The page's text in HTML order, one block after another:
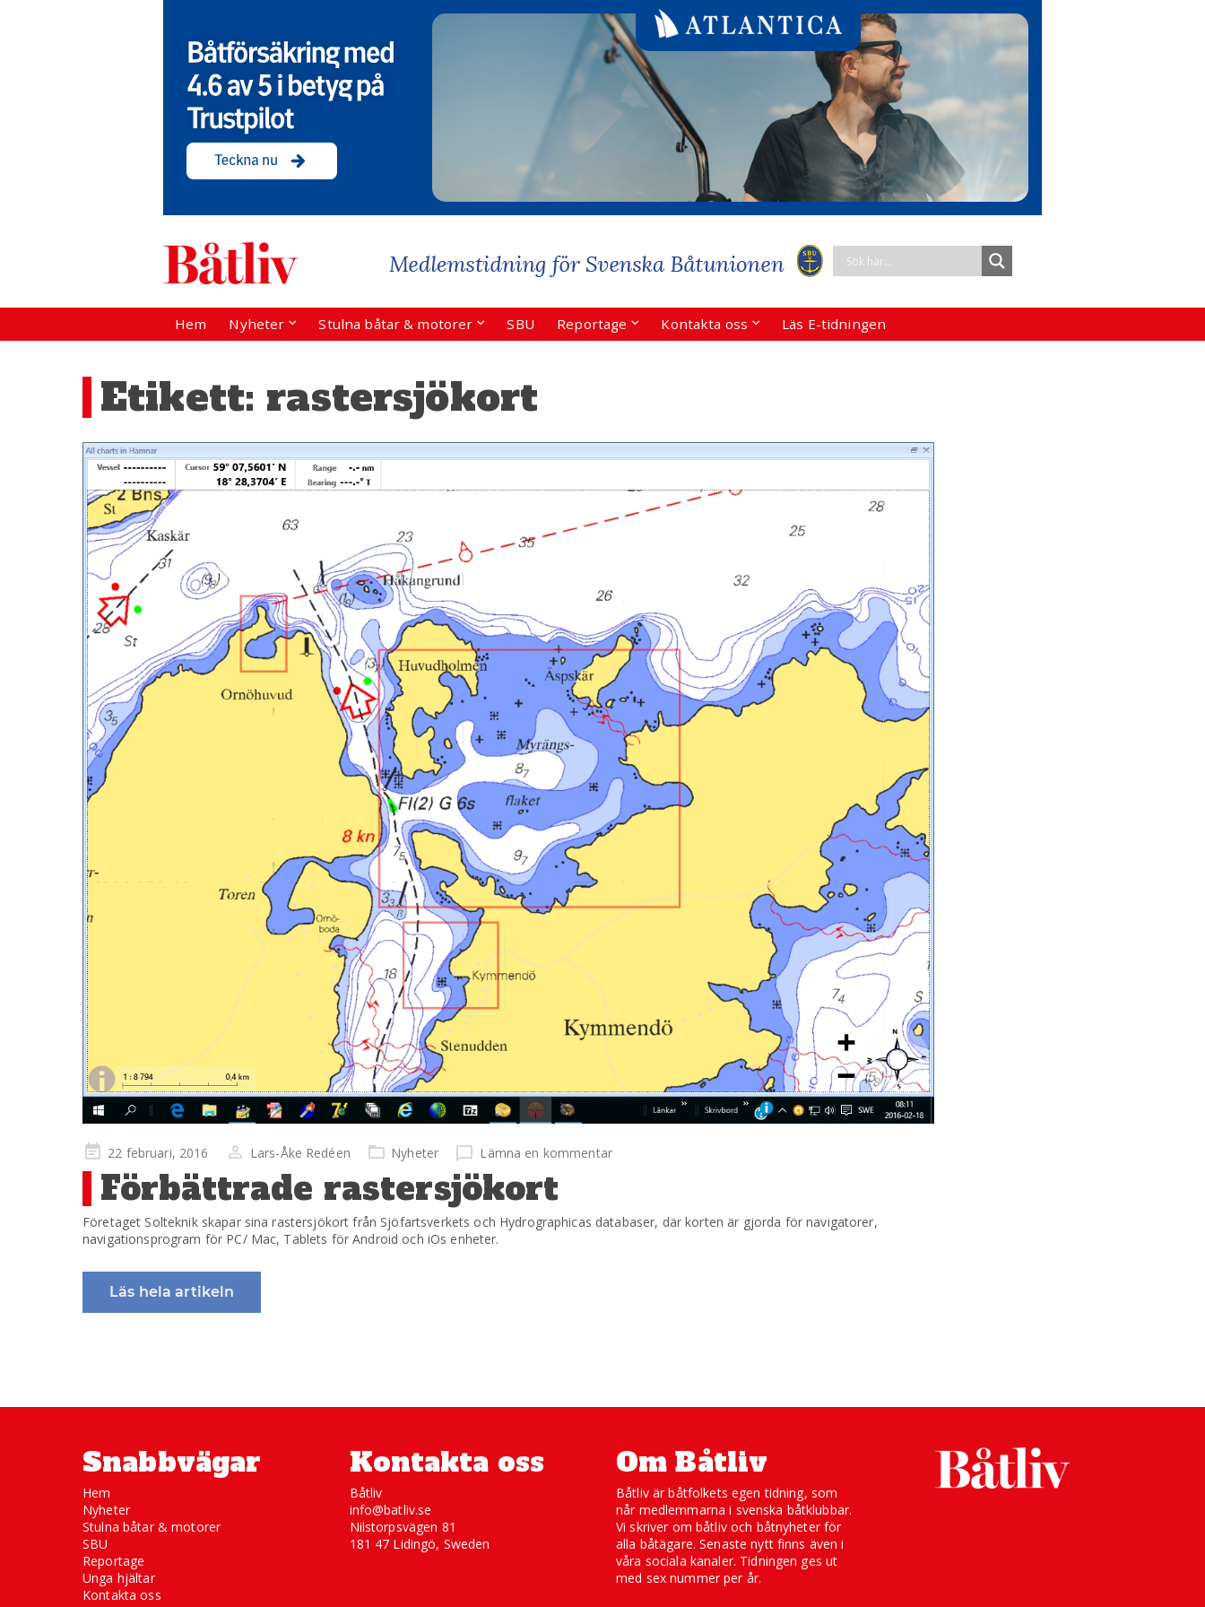
Hem Nyheter Stulna båtar & motorer SBU Reportage Kontakta oss Läs E-tidningen
Etikett: rastersjökort
Publicerad
på
22 februari, 2016 Lars-Åke Redéen Nyheter Lämna en kommentar
Förbättrade rastersjökort
Företaget Solteknik skapar sina rastersjökort från Sjöfartsverkets och Hydrographicas databaser, där korten är gjorda för navigatorer,
navigationsprogram för PC/ Mac, Tablets för Android och iOs enheter.
Läs hela artikeln
Snabbvägar
Hem
Nyheter
Stulna båtar & motorer
SBU
Reportage
Unga hjältar
Kontakta oss
Kontakta oss
Båtliv
info@batliv.se
Nilstorpsvägen 81
181 47 Lidingö, Sweden
Om Båtliv
Båtliv är båtfolkets egen tidning, som
når medlemmarna i svenska båtklubbar.
Vi skriver om båtliv och båtnyheter för
alla båtägare. Senaste nytt finns även i
våra sociala kanaler. Tidningen ges ut
med sex nummer per år.